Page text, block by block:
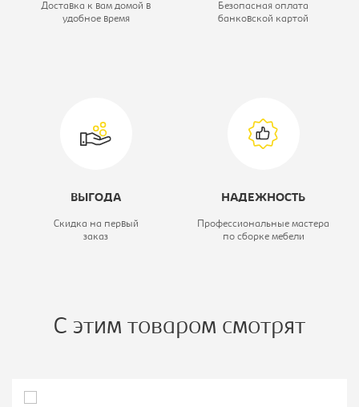
Ширина, мм: 460
Дельта
Доставка к вам домой в
удобное время
Безопасная оплата
банковской картой
ВЫГОДА
Скидка на первый
заказ
НАДЕЖНОСТЬ
Профессиональные мастера
по сборке мебели
С этим товаром смотрят